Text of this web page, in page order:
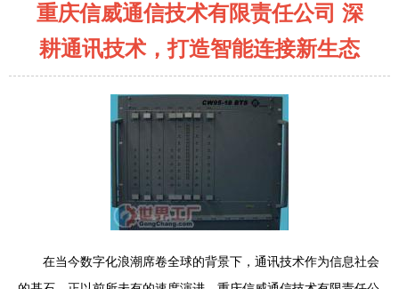
重庆信威通信技术有限责任公司 深
耕通讯技术，打造智能连接新生态
在当今数字化浪潮席卷全球的背景下，通讯技术作为信息社会